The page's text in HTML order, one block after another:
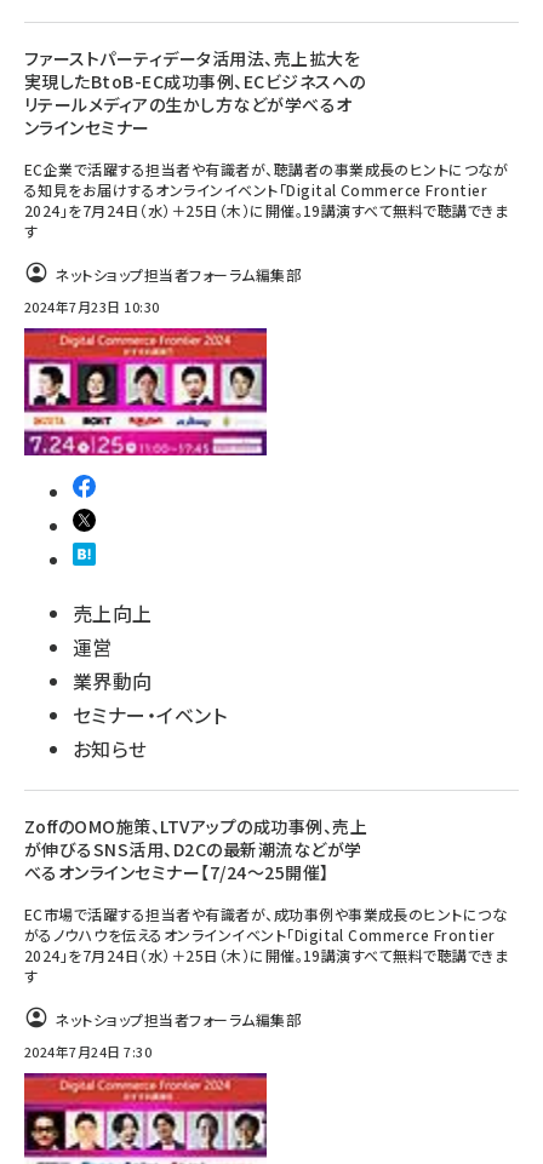
ファーストパーティデータ活用法、売上拡大を
実現したBtoB-EC成功事例、ECビジネスへの
リテールメディアの生かし方などが学べるオ
ンラインセミナー
EC企業で活躍する担当者や有識者が、聴講者の事業成長のヒントにつなが
る知見をお届けするオンラインイベント「Digital Commerce Frontier
2024」を7月24日（水）＋25日（木）に開催。19講演すべて無料で聴講できま
す
ネットショップ担当者フォーラム編集部
2024年7月23日 10:30
売上向上
運営
業界動向
セミナー・イベント
お知らせ
ZoffのOMO施策、LTVアップの成功事例、売上
が伸びるSNS活用、D2Cの最新潮流などが学
べるオンラインセミナー【7/24～25開催】
EC市場で活躍する担当者や有識者が、成功事例や事業成長のヒントにつな
がるノウハウを伝えるオンラインイベント「Digital Commerce Frontier
2024」を7月24日（水）＋25日（木）に開催。19講演すべて無料で聴講できま
す
ネットショップ担当者フォーラム編集部
2024年7月24日 7:30